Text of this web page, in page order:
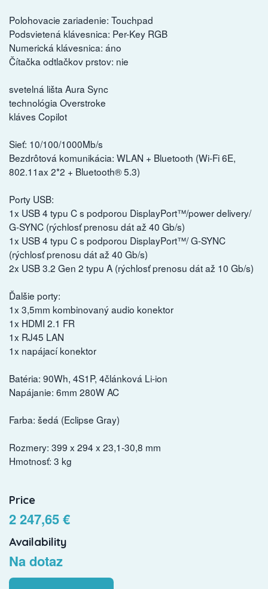
Polohovacie zariadenie: Touchpad
Podsvietená klávesnica: Per-Key RGB
Numerická klávesnica: áno
Čítačka odtlačkov prstov: nie
svetelná lišta Aura Sync
technológia Overstroke
kláves Copilot
Sieť: 10/100/1000Mb/s
Bezdrôtová komunikácia: WLAN + Bluetooth (Wi-Fi 6E,
802.11ax 2*2 + Bluetooth® 5.3)
Porty USB:
1x USB 4 typu C s podporou DisplayPort™/power delivery/
G-SYNC (rýchlosť prenosu dát až 40 Gb/s)
1x USB 4 typu C s podporou DisplayPort™/ G-SYNC
(rýchlosť prenosu dát až 40 Gb/s)
2x USB 3.2 Gen 2 typu A (rýchlosť prenosu dát až 10 Gb/s)
Ďalšie porty:
1x 3,5mm kombinovaný audio konektor
1x HDMI 2.1 FR
1x RJ45 LAN
1x napájací konektor
Batéria: 90Wh, 4S1P, 4článková Li-ion
Napájanie: 6mm 280W AC
Farba: šedá (Eclipse Gray)
Rozmery: 399 x 294 x 23,1-30,8 mm
Hmotnosť: 3 kg
Price
2 247,65 €
Availability
Na dotaz